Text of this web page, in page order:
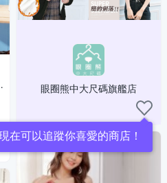
眼圈熊中大尺碼旗艦店